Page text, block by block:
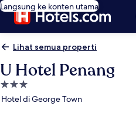
Langsung ke konten utama
Lihat semua properti
U Hotel Penang
Properti
bintang
Hotel di George Town